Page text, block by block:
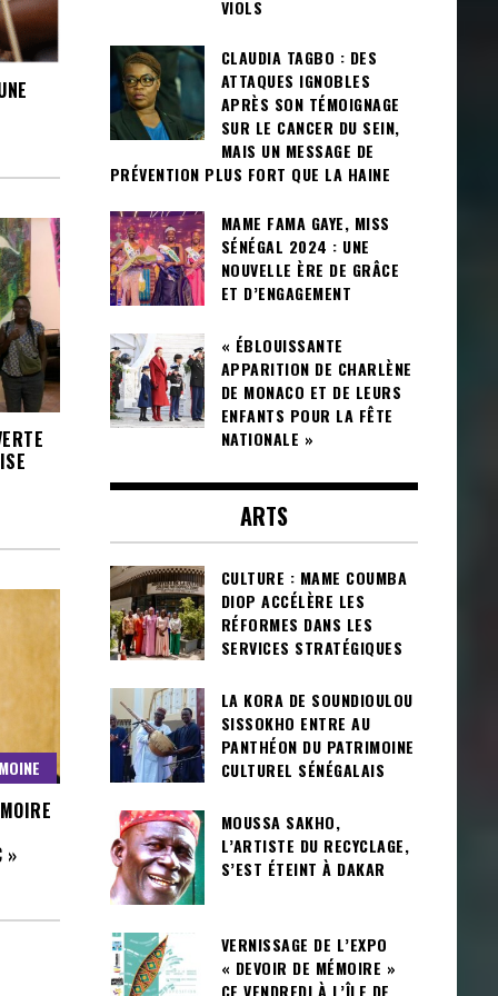
»
VIOLS
CLAUDIA TAGBO : DES
ATTAQUES IGNOBLES
APRÈS SON TÉMOIGNAGE
SUR LE CANCER DU SEIN,
MAIS UN MESSAGE DE
PRÉVENTION PLUS FORT QUE LA HAINE
MAME FAMA GAYE, MISS
SÉNÉGAL 2024 : UNE
NOUVELLE ÈRE DE GRÂCE
ET D’ENGAGEMENT
« ÉBLOUISSANTE
APPARITION DE CHARLÈNE
DE MONACO ET DE LEURS
ENFANTS POUR LA FÊTE
NATIONALE »
ARTS
CULTURE : MAME COUMBA
DIOP ACCÉLÈRE LES
RÉFORMES DANS LES
SERVICES STRATÉGIQUES
LA KORA DE SOUNDIOULOU
SISSOKHO ENTRE AU
PANTHÉON DU PATRIMOINE
CULTUREL SÉNÉGALAIS
MOUSSA SAKHO,
L’ARTISTE DU RECYCLAGE,
S’EST ÉTEINT À DAKAR
VERNISSAGE DE L’EXPO
« DEVOIR DE MÉMOIRE »
CE VENDREDI À L’ÎLE DE